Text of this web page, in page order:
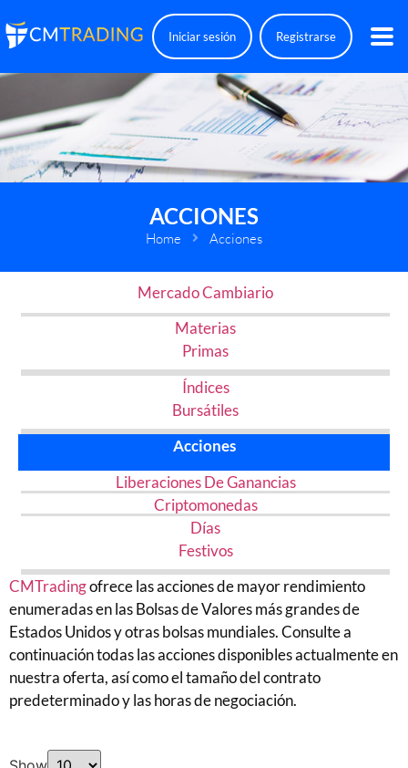
Iniciar sesión Registrarse
ACCIONES
Home Acciones
Mercado Cambiario
Materias
Primas
Índices
Bursátiles
Acciones
Liberaciones De Ganancias
Criptomonedas
Días
Festivos
CMTradingofrece las acciones de mayor rendimiento
enumeradas en las Bolsas de Valores más grandes de
Estados Unidos y otras bolsas mundiales. Consulte a
continuación todas las acciones disponibles actualmente en
nuestra oferta, así como el tamaño del contrato
predeterminado y las horas de negociación.